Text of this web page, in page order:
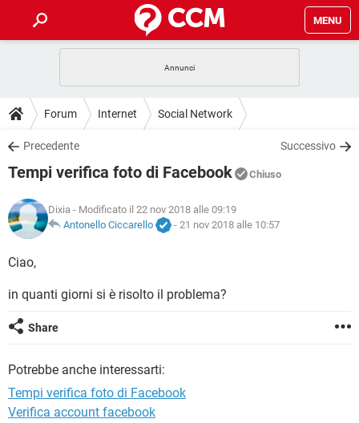
MENU
INTRATTENIMENTO ANDROID
iOS
INSTAGRAM WHATSAPP
TIKTOK
HARDWARE
GUIDE
COVID-19
INSTAGRAM WHATSAPP
TIKTOK
HARDWARE
DOWNLOAD
COVID-19 GAMING
INTRATTENIMENTO
iOS WINDOWS 10
INSTAGRAM
FORUM
COVID-19 GAMING
INTRATTENIMENTO
iOS
INSTAGRAM WHATSAPP
TIKTOK
GLOSSARIO
COVID-19
INSTAGRAM
TIKTOK
HARDWARE
Forum Internet Social Network
Precedente Successivo
Tempi verifica foto di Facebook Chiuso
Dixia - Modificato il 22 nov 2018 alle 09:19
Antonello Ciccarello
- 21 nov 2018 alle 10:57
Ciao,
in quanti giorni si è risolto il problema?
Share
Potrebbe anche interessarti:
Tempi verifica foto di Facebook
Verifica account facebook